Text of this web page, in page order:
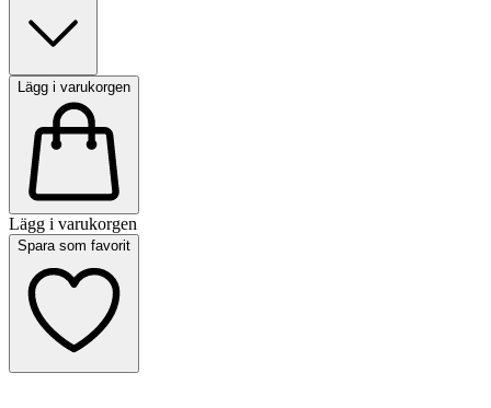
Lägg i varukorgen
Lägg i varukorgen
Spara som favorit